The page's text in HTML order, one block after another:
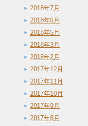
2018年7月
2018年6月
2018年5月
2018年3月
2018年2月
2017年12月
2017年11月
2017年10月
2017年9月
2017年8月